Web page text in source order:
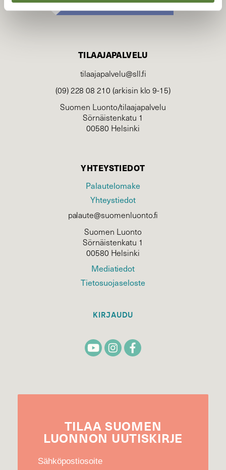
TILAAJAPALVELU
tilaajapalvelu@sll.fi
(09) 228 08 210 (arkisin klo 9-15)
Suomen Luonto/tilaajapalvelu
Sörnäistenkatu 1
00580 Helsinki
YHTEYSTIEDOT
Palautelomake
Yhteystiedot
palaute@suomenluonto.fi
Suomen Luonto
Sörnäistenkatu 1
00580 Helsinki
Mediatiedot
Tietosuojaseloste
KIRJAUDU
TILAA SUOMEN
LUONNON UUTIS­KIRJE
Sähköpostiosoite